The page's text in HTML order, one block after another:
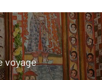
voyage